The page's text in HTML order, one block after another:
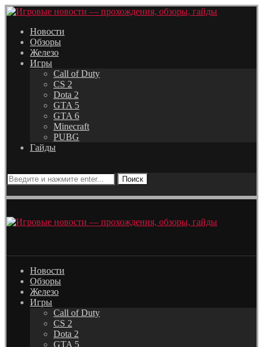
Новости
Обзоры
Железо
Игры
Call of Duty
CS 2
Dota 2
GTA 5
GTA 6
Minecraft
PUBG
Гайды
Поиск
Новости
Обзоры
Железо
Игры
Call of Duty
CS 2
Dota 2
GTA 5